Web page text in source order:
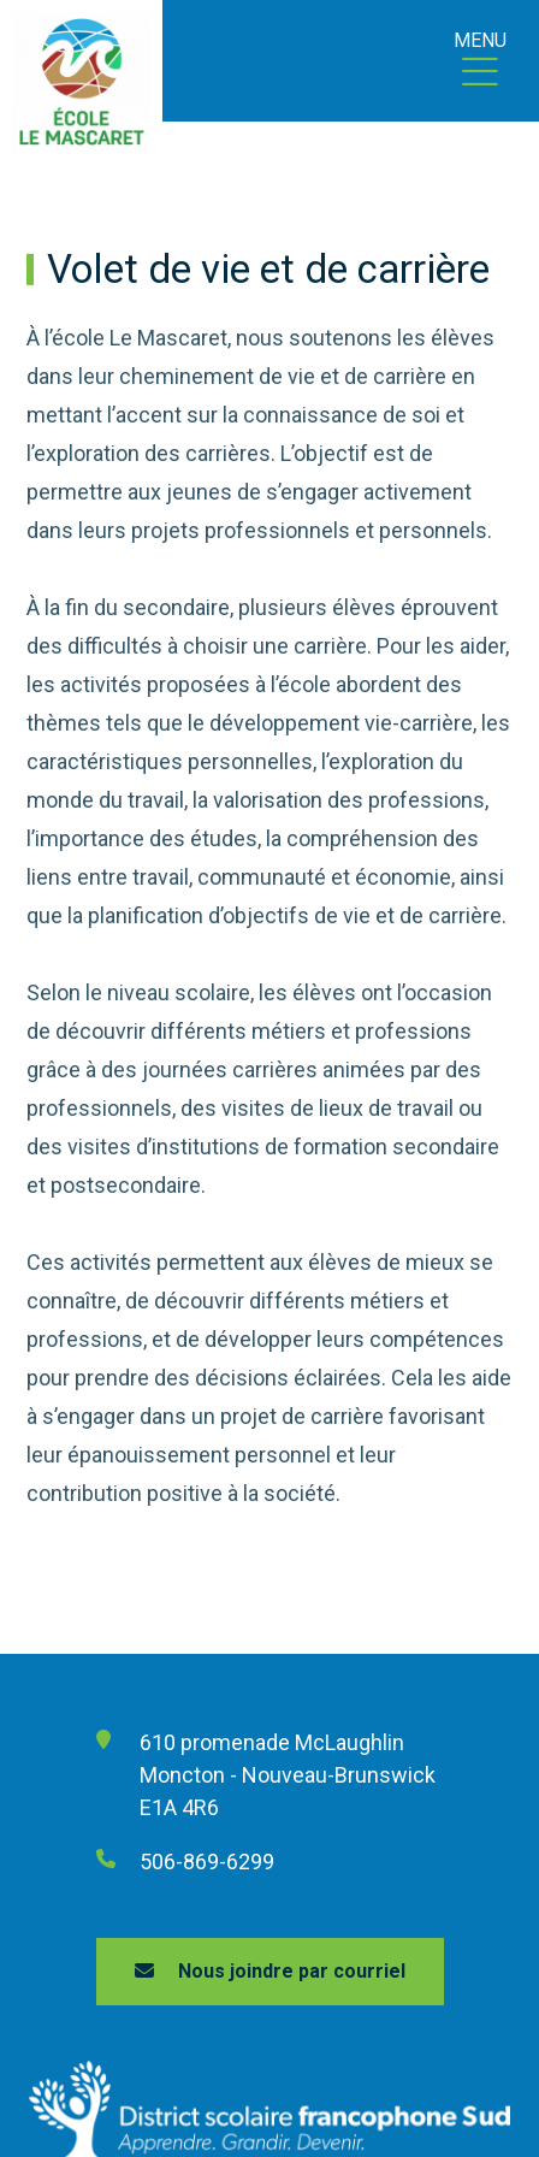
MENU
Volet de vie et de carrière
À l’école Le Mascaret, nous soutenons les élèves
dans leur cheminement de vie et de carrière en
mettant l’accent sur la connaissance de soi et
l’exploration des carrières. L’objectif est de
permettre aux jeunes de s’engager activement
dans leurs projets professionnels et personnels.
À la fin du secondaire, plusieurs élèves éprouvent
des difficultés à choisir une carrière. Pour les aider,
les activités proposées à l’école abordent des
thèmes tels que le développement vie-carrière, les
caractéristiques personnelles, l’exploration du
monde du travail, la valorisation des professions,
l’importance des études, la compréhension des
liens entre travail, communauté et économie, ainsi
que la planification d’objectifs de vie et de carrière.
Selon le niveau scolaire, les élèves ont l’occasion
de découvrir différents métiers et professions
grâce à des journées carrières animées par des
professionnels, des visites de lieux de travail ou
des visites d’institutions de formation secondaire
et postsecondaire.
Ces activités permettent aux élèves de mieux se
connaître, de découvrir différents métiers et
professions, et de développer leurs compétences
pour prendre des décisions éclairées. Cela les aide
à s’engager dans un projet de carrière favorisant
leur épanouissement personnel et leur
contribution positive à la société.
610 promenade McLaughlin
Moncton - Nouveau-Brunswick
E1A 4R6
506-869-6299
Nous joindre par courriel